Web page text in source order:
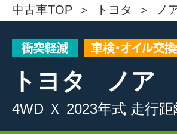
中古車TOP トヨタ ノ
トヨタ ノア
4WD Ｘ 2023年式 走行